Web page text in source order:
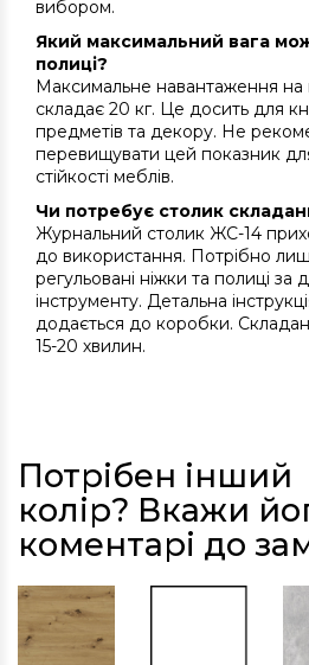
вибором.
Який максимальний вага
полиці?
Максимальне навантаження
складає 20 кг. Це досить для
предметів та декору. Не
перевищувати цей показник
стійкості меблів.
Чи потребує столик
Журнальний столик ЖС-14
до використання. Потрібно
регульовані ніжки та полиці
інструменту. Детальна
додається до коробки.
15-20 хвилин.
Потрібен інший
колір? Вкажи
коментарі до